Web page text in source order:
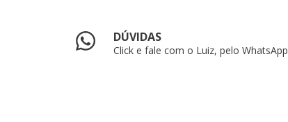
DÚVIDAS
Click e fale com o Luiz, pelo WhatsApp